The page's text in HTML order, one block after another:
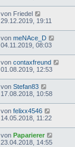
von Friedel
29.12.2019, 19:11
von meNAce_D
04.11.2019, 08:03
von contaxfreund
01.08.2019, 12:53
von Stefan83
17.08.2018, 10:58
von felixx4546
14.05.2018, 11:22
von Paparierer
23.04.2018, 14:55